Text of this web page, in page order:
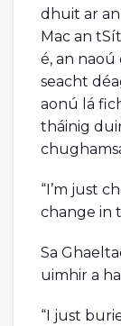
dhuit ar an
Mac an
é, an
seacht
aonú lá
tháinig
“I’m just
change in
Sa
uimhir a
“I just